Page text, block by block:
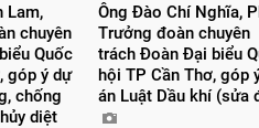
Lam,
chuyên
Quốc
góp ý dự
chống
diệt
Ông Đào Chí Nghĩa,
Trưởng đoàn chuyên
trách Đoàn Đại biểu
hội TP Cần Thơ, góp
án Luật Dầu khí (sửa